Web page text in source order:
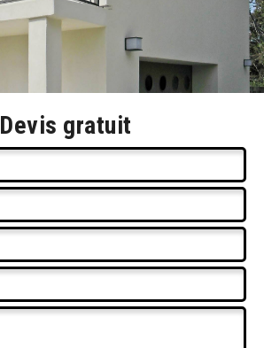
Devis gratuit